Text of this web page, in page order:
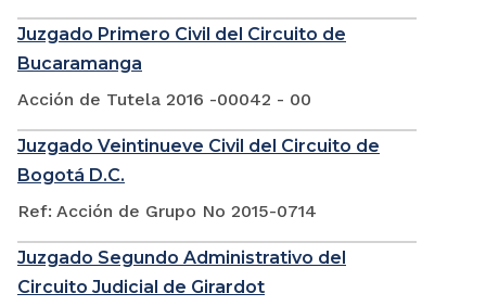
Juzgado Primero Civil del Circuito de
Bucaramanga
Acción de Tutela 2016 -00042 - 00
Juzgado Veintinueve Civil del Circuito de
Bogotá D.C.
Ref: Acción de Grupo No 2015-0714
Juzgado Segundo Administrativo del
Circuito Judicial de Girardot